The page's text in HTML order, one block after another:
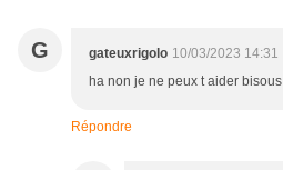
G gateuxrigolo 10/03/2023 14:31
ha non je ne peux t aider bisous
Répondre